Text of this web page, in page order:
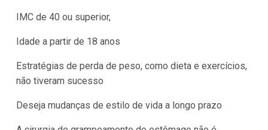
IMC de 40 ou superior,
Idade a partir de 18 anos
Estratégias de perda de peso, como dieta e exercícios,
não tiveram sucesso
Deseja mudanças de estilo de vida a longo prazo